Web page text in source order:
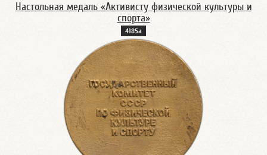
Настольная медаль «Активисту физической культуры и
спорта»
4185а